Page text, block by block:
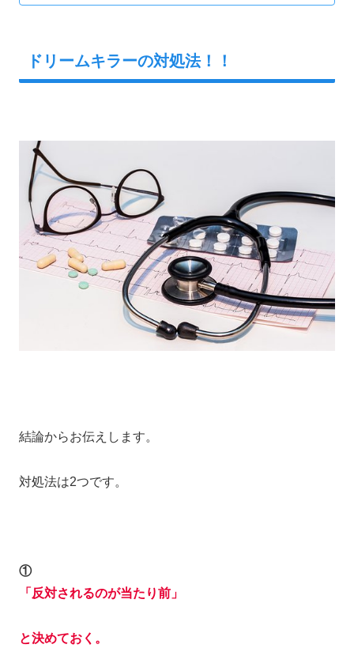
ドリームキラーの対処法！！
結論からお伝えします。
対処法は2つです。
①
「反対されるのが当たり前」
と決めておく。